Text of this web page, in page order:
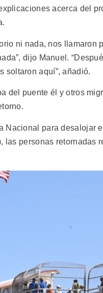
acerca del
ni nada, nos llamaron
dijo Manuel.
soltaron aquí”, añadió.
del puente él y otros
Nacional para desalojar
personas retornadas